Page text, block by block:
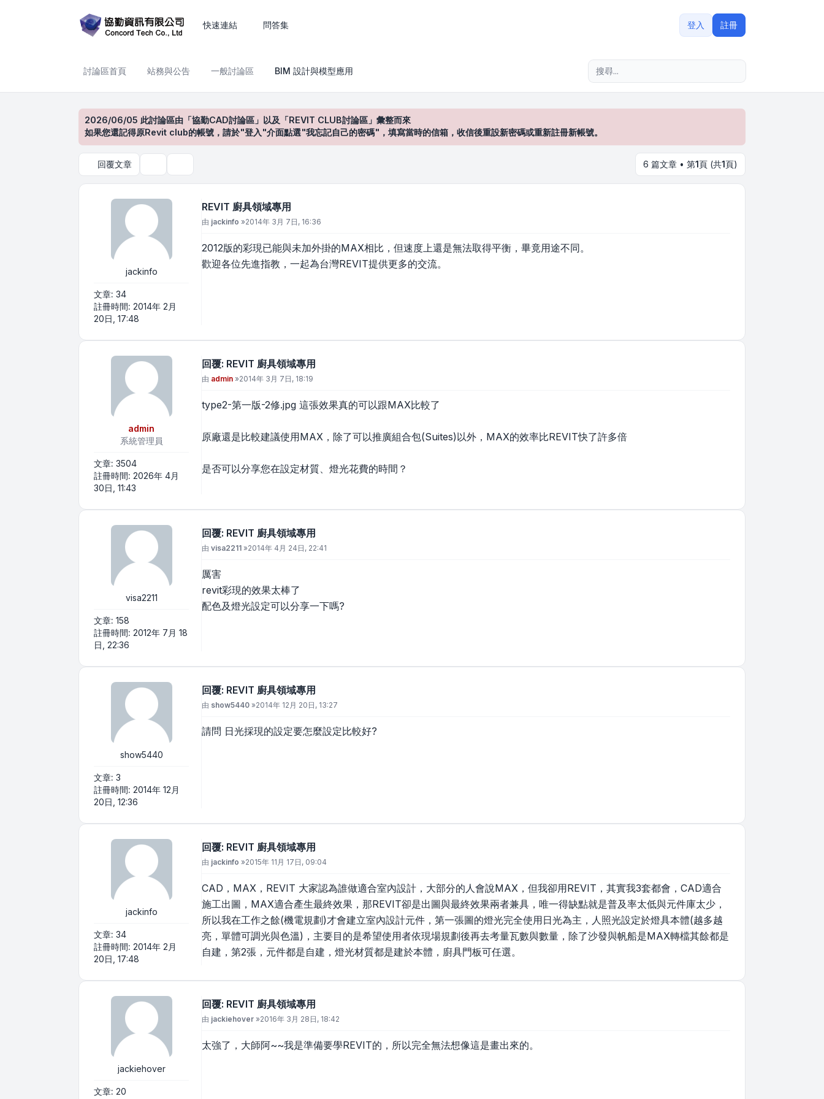
快速連結 問答集 登入 註冊
討論區首頁 站務與公告 一般討論區 BIM 設計與模型應用
2026/06/05 此討論區由「協勤CAD討論區」以及「REVIT CLUB討論區」彙整而來
如果您還記得原Revit club的帳號，請於"登入"介面點選"我忘記自己的密碼"，填寫當時的信箱，收信後重設新密碼或重新註冊新帳號。
回覆文章 6 篇文章 • 第1頁 (共1頁)
jackinfo
文章: 34
註冊時間: 2014年 2月
20日, 17:48
REVIT 廚具領域專用
文章
由 jackinfo »2014年 3月 7日, 16:36
2012版的彩現已能與未加外掛的MAX相比，但速度上還是無法取得平衡，畢竟用途不同。
歡迎各位先進指教，一起為台灣REVIT提供更多的交流。
admin
系統管理員
文章: 3504
註冊時間: 2026年 4月
30日, 11:43
回覆: REVIT 廚具領域專用
文章
由 admin »2014年 3月 7日, 18:19
type2-第一版-2修.jpg 這張效果真的可以跟MAX比較了
原廠還是比較建議使用MAX，除了可以推廣組合包(Suites)以外，MAX的效率比REVIT快了許多倍
是否可以分享您在設定材質、燈光花費的時間？
visa2211
文章: 158
註冊時間: 2012年 7月 18
日, 22:36
回覆: REVIT 廚具領域專用
文章
由 visa2211 »2014年 4月 24日, 22:41
厲害
revit彩現的效果太棒了
配色及燈光設定可以分享一下嗎?
show5440
文章: 3
註冊時間: 2014年 12月
20日, 12:36
回覆: REVIT 廚具領域專用
文章
由 show5440 »2014年 12月 20日, 13:27
請問 日光採現的設定要怎麼設定比較好?
jackinfo
文章: 34
註冊時間: 2014年 2月
20日, 17:48
回覆: REVIT 廚具領域專用
文章
由 jackinfo »2015年 11月 17日, 09:04
CAD，MAX，REVIT 大家認為誰做適合室內設計，大部分的人會說MAX，但我卻用REVIT，其實我3套都會，CAD適合
施工出圖，MAX適合產生最終效果，那REVIT卻是出圖與最終效果兩者兼具，唯一得缺點就是普及率太低與元件庫太少，
所以我在工作之餘(機電規劃)才會建立室內設計元件，第一張圖的燈光完全使用日光為主，人照光設定於燈具本體(越多越
亮，單體可調光與色溫)，主要目的是希望使用者依現場規劃後再去考量瓦數與數量，除了沙發與帆船是MAX轉檔其餘都是
自建，第2張，元件都是自建，燈光材質都是建於本體，廚具門板可任選。
jackiehover
文章: 20
回覆: REVIT 廚具領域專用
文章
由 jackiehover »2016年 3月 28日, 18:42
太強了，大師阿~~我是準備要學REVIT的，所以完全無法想像這是畫出來的。